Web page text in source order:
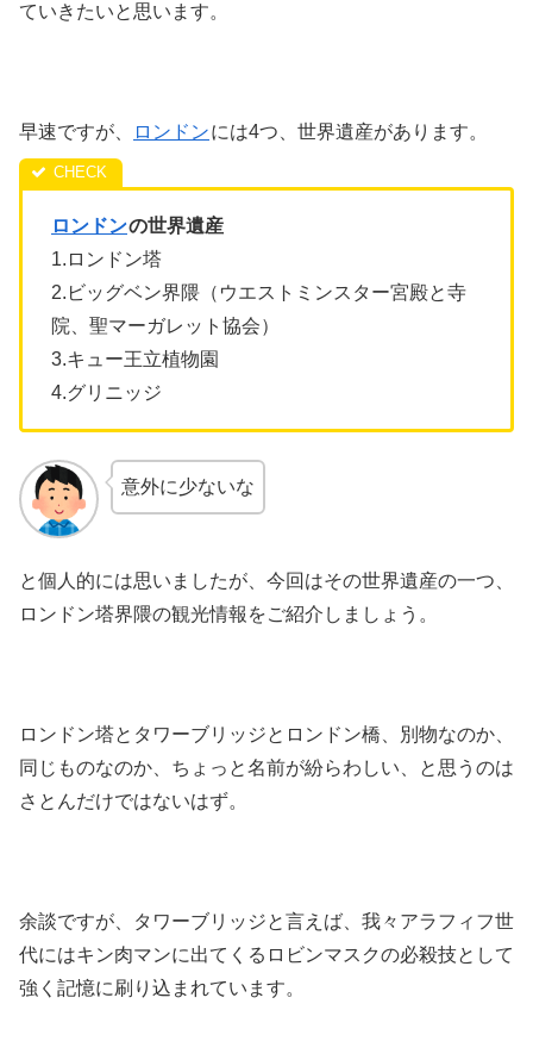
ていきたいと思います。
早速ですが、 ロンドンには4つ、世界遺産があります。
ロンドンの世界遺産
1.ロンドン塔
2.ビッグベン界隈（ウエストミンスター宮殿と寺
院、聖マーガレット協会）
3.キュー王立植物園
4.グリニッジ
意外に少ないな
と個人的には思いましたが、今回はその世界遺産の一つ、
ロンドン塔界隈の観光情報をご紹介しましょう。
ロンドン塔とタワーブリッジとロンドン橋、別物なのか、
同じものなのか、ちょっと名前が紛らわしい、と思うのは
さとんだけではないはず。
余談ですが、タワーブリッジと言えば、我々アラフィフ世
代にはキン肉マンに出てくるロビンマスクの必殺技として
強く記憶に刷り込まれています。